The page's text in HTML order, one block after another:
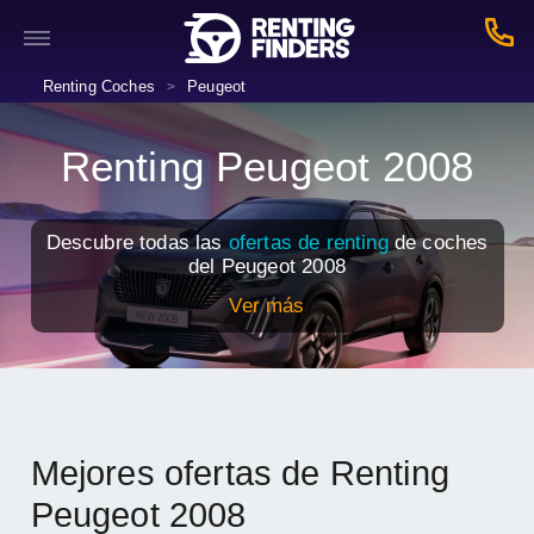
Renting Coches > Peugeot
Renting Peugeot 2008
Descubre todas las ofertas de rentingde coches
del Peugeot 2008
Ver más
Mejores ofertas de Renting
Peugeot 2008